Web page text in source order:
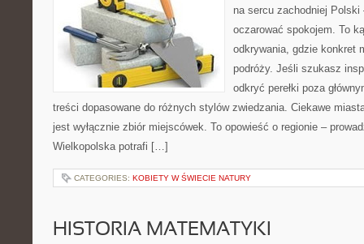
na sercu zachodniej
oczarować spokojem. To
odkrywania, gdzie konkret
podróży. Jeśli szukasz
odkryć perełki poza
treści dopasowane do różnych stylów zwiedzania. Ciekawe
jest wyłącznie zbiór miejscówek. To opowieść o regionie –
Wielkopolska potrafi […]
CATEGORIES: KOBIETY W ŚWIECIE NATURY
HISTORIA MATEMATYKI